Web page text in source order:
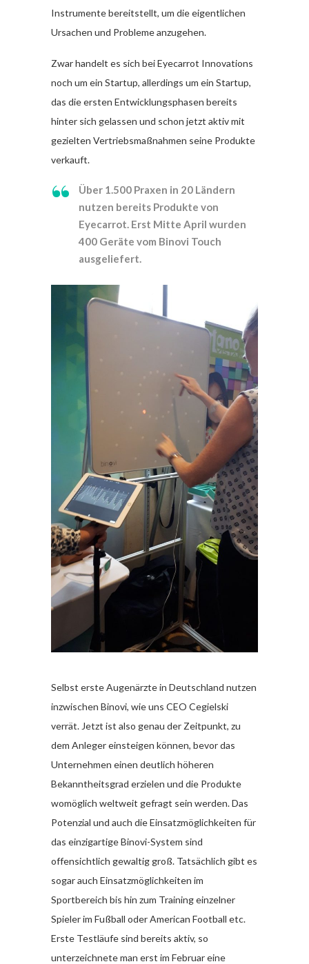
Instrumente bereitstellt, um die eigentlichen
Ursachen und Probleme anzugehen.
Zwar handelt es sich bei Eyecarrot Innovations
noch um ein Startup, allerdings um ein Startup,
das die ersten Entwicklungsphasen bereits
hinter sich gelassen und schon jetzt aktiv mit
gezielten Vertriebsmaßnahmen seine Produkte
verkauft.
Über 1.500 Praxen in 20 Ländern
nutzen bereits Produkte von
Eyecarrot. Erst Mitte April wurden
400 Geräte vom Binovi Touch
ausgeliefert.
Selbst erste Augenärzte in Deutschland nutzen
inzwischen Binovi, wie uns CEO Cegielski
verrät. Jetzt ist also genau der Zeitpunkt, zu
dem Anleger einsteigen können, bevor das
Unternehmen einen deutlich höheren
Bekanntheitsgrad erzielen und die Produkte
womöglich weltweit gefragt sein werden. Das
Potenzial und auch die Einsatzmöglichkeiten für
das einzigartige Binovi-System sind
offensichtlich gewaltig groß. Tatsächlich gibt es
sogar auch Einsatzmöglichkeiten im
Sportbereich bis hin zum Training einzelner
Spieler im Fußball oder American Football etc.
Erste Testläufe sind bereits aktiv, so
unterzeichnete man erst im Februar eine